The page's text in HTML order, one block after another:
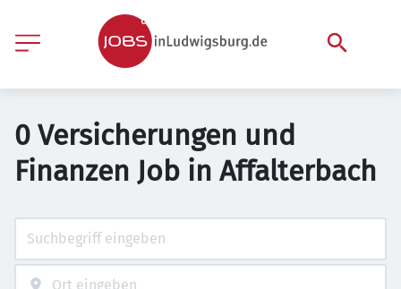
0 Versicherungen und
Finanzen Job in Affalterbach